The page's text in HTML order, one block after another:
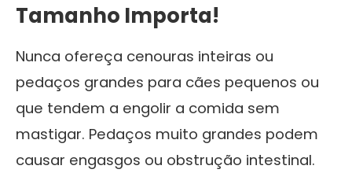
Tamanho Importa!
Nunca ofereça cenouras inteiras ou
pedaços grandes para cães pequenos ou
que tendem a engolir a comida sem
mastigar. Pedaços muito grandes podem
causar engasgos ou obstrução intestinal.